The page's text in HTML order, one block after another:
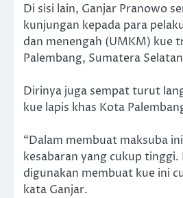
Di sisi lain, Ganjar Pranowo
kunjungan kepada para
dan menengah (UMKM) kue
Palembang, Sumatera
Dirinya juga sempat turut
kue lapis khas Kota
“Dalam membuat maksuba
kesabaran yang cukup tinggi.
digunakan membuat kue ini
kata Ganjar.